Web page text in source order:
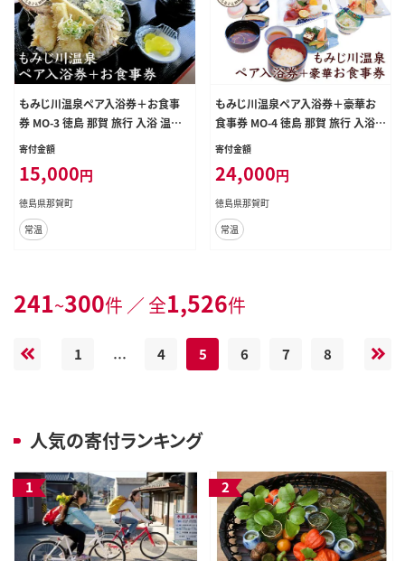
もみじ川温泉ペア入浴券＋お食事
券 MO-3 徳島 那賀 旅行 入浴 温泉
食事 入浴券 食事券 食事付 ペア ペ
呂 泡風呂 くつろぎ 観光
寄付金額
15,000円
徳島県那賀町
常温
もみじ川温泉ペア入浴券＋豪華お
食事券 MO-4 徳島 那賀 旅行 入浴
温泉 食事 入浴券 食事券 豪華お食
ト 2名様 サウナ風呂 露天風呂 泡風
呂 くつろぎ 観光
寄付金額
24,000円
徳島県那賀町
常温
241~300件 ／ 全1,526件
1 … 4 5 6 7 8
人気の寄付ランキング